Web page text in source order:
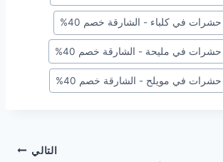
في كلباء - الشارقة خصم 40%
في مليحة - الشارقة خصم 40%
في مويلح - الشارقة خصم 40%
التالي